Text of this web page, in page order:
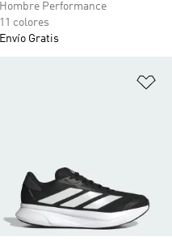
Hombre Performance
11 colores
Envío Gratis